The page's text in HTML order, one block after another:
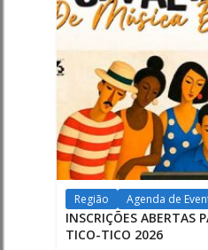
Região Agenda de
INSCRIÇÕES ABERTAS
TICO-TICO 2026